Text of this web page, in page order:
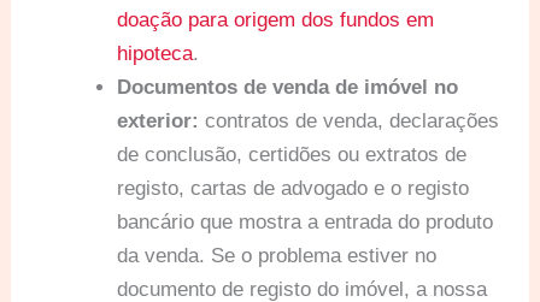
doação para origem dos fundos em
hipoteca.
Documentos de venda de imóvel no
exterior: contratos de venda, declarações
de conclusão, certidões ou extratos de
registo, cartas de advogado e o registo
bancário que mostra a entrada do produto
da venda. Se o problema estiver no
documento de registo do imóvel, a nossa